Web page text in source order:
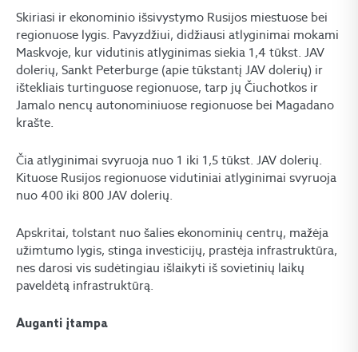
Skiriasi ir ekonominio išsivystymo Rusijos miestuose bei
regionuose lygis. Pavyzdžiui, didžiausi atlyginimai mokami
Maskvoje, kur vidutinis atlyginimas siekia 1,4 tūkst. JAV
dolerių, Sankt Peterburge (apie tūkstantį JAV dolerių) ir
ištekliais turtinguose regionuose, tarp jų Čiuchotkos ir
Jamalo nencų autonominiuose regionuose bei Magadano
krašte.
Čia atlyginimai svyruoja nuo 1 iki 1,5 tūkst. JAV dolerių.
Kituose Rusijos regionuose vidutiniai atlyginimai svyruoja
nuo 400 iki 800 JAV dolerių.
Apskritai, tolstant nuo šalies ekonominių centrų, mažėja
užimtumo lygis, stinga investicijų, prastėja infrastruktūra,
nes darosi vis sudėtingiau išlaikyti iš sovietinių laikų
paveldėtą infrastruktūrą.
Auganti įtampa